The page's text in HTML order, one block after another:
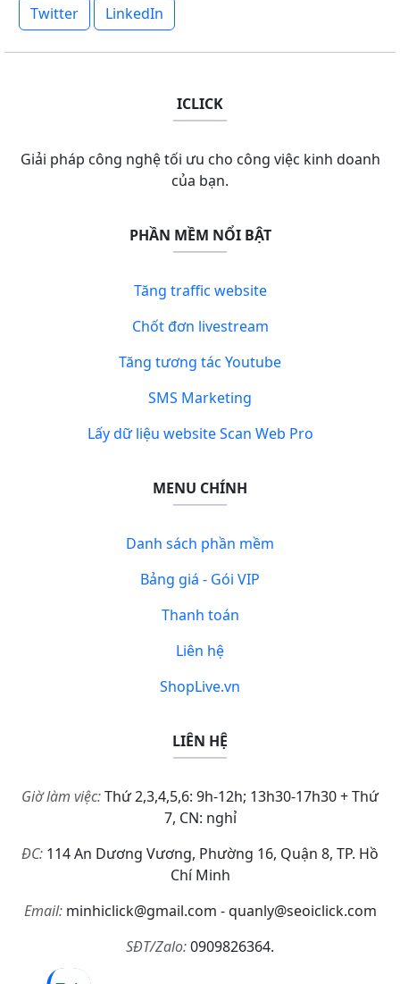
Twitter
LinkedIn
ICLICK
Giải pháp công nghệ tối ưu cho công việc kinh doanh
của bạn.
PHẦN MỀM NỔI BẬT
Tăng traffic website
Chốt đơn livestream
Tăng tương tác Youtube
SMS Marketing
Lấy dữ liệu website Scan Web Pro
MENU CHÍNH
Danh sách phần mềm
Bảng giá - Gói VIP
Thanh toán
Liên hệ
ShopLive.vn
LIÊN HỆ
Giờ làm việc:Thứ 2,3,4,5,6: 9h-12h; 13h30-17h30 + Thứ
7, CN: nghỉ
ĐC: 114 An Dương Vương, Phường 16, Quận 8, TP. Hồ
Chí Minh
Email:minhiclick@gmail.com - quanly@seoiclick.com
SĐT/Zalo:0909826364.